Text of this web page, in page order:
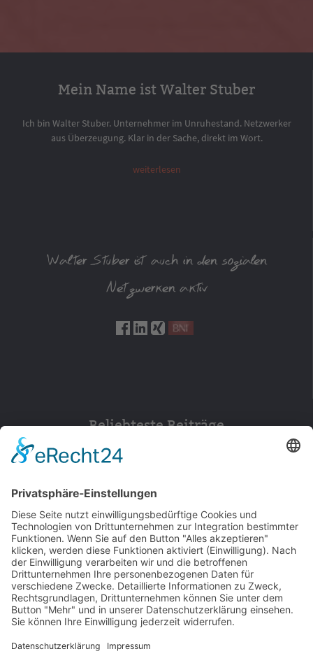
Mein Name ist Walter Stuber
Ich bin Walter Stuber. Unternehmer im Unruhestand. Netzwerker
aus Überzeugung. Klar in der Sache, direkt im Wort.
weiterlesen
Walter Stuber ist auch in den sozialen
Netzwerken aktiv
Beliebteste Beiträge
© 2026 Walter Stuber -Impressum Datenschutz
Bewertungen auf ProvenExpert.com